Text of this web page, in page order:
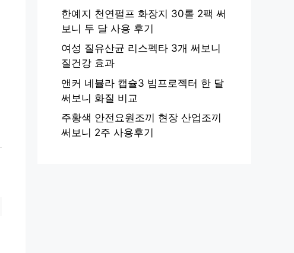
한예지 천연펄프 화장지 30롤 2팩 써
보니 두 달 사용 후기
여성 질유산균 리스펙타 3개 써보니
질건강 효과
앤커 네뷸라 캡슐3 빔프로젝터 한 달
써보니 화질 비교
주황색 안전요원조끼 현장 산업조끼
써보니 2주 사용후기